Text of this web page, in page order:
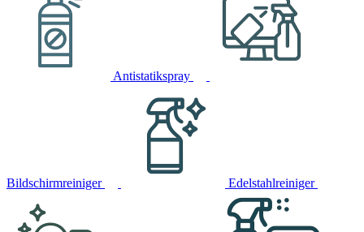
Antistatikspray
Bildschirmreiniger Edelstahlreiniger